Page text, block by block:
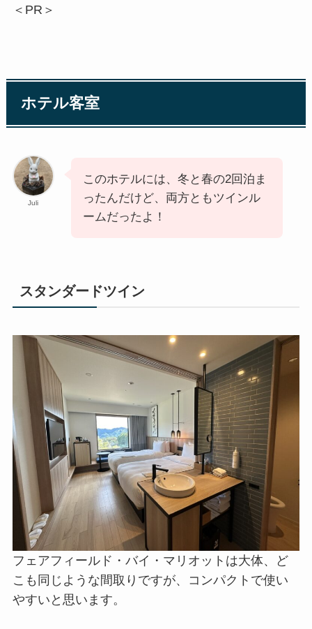
フェアフィールド・バイ・マリオットは大体、ど
こも同じような間取りですが、コンパクトで使い
やすいと思います。
窓からの景色が違うので、日光のこの長閑な風景
も好きです。